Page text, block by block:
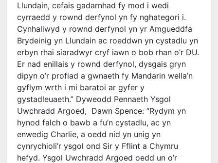
Llundain, cefais gadarnhad fy mod i wedi
cyrraedd y rownd derfynol yn fy nghategori i.
Cynhaliwyd y rownd derfynol yn yr Amgueddfa
Brydeinig yn Llundain ac roeddwn yn cystadlu yn
erbyn rhai siaradwyr cryf iawn o bob rhan o’r DU.
Er nad enillais y rownd derfynol, dysgais gryn
dipyn o’r profiad a gwnaeth fy Mandarin wella’n
gyflym wrth i mi baratoi ar gyfer y
gystadleuaeth.” Dyweodd Pennaeth Ysgol
Uwchradd Argoed, Dawn Spence: “Rydym yn
hynod falch o bawb a fu’n cystadlu, ac yn
enwedig Charlie, a oedd nid yn unig yn
cynrychioli’r ysgol ond Sir y Fflint a Chymru
hefyd. Ysgol Uwchradd Argoed oedd un o’r